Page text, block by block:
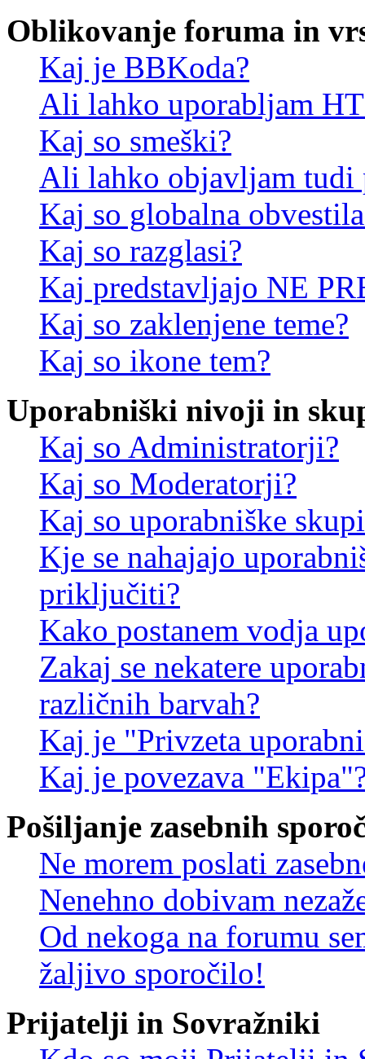
Oblikovanje foruma in
Kaj je BBKoda?
Ali lahko uporabljam
Kaj so smeški?
Ali lahko objavljam tudi
Kaj so globalna
Kaj so razglasi?
Kaj predstavljajo NE
Kaj so zaklenjene teme?
Kaj so ikone tem?
Uporabniški nivoji in
Kaj so Administratorji?
Kaj so Moderatorji?
Kaj so uporabniške
Kje se nahajajo
priključiti?
Kako postanem vodja
Zakaj se nekatere
različnih barvah?
Kaj je "Privzeta
Kaj je povezava
Pošiljanje zasebnih
Ne morem poslati
Nenehno dobivam
Od nekoga na forumu
žaljivo sporočilo!
Prijatelji in Sovražniki